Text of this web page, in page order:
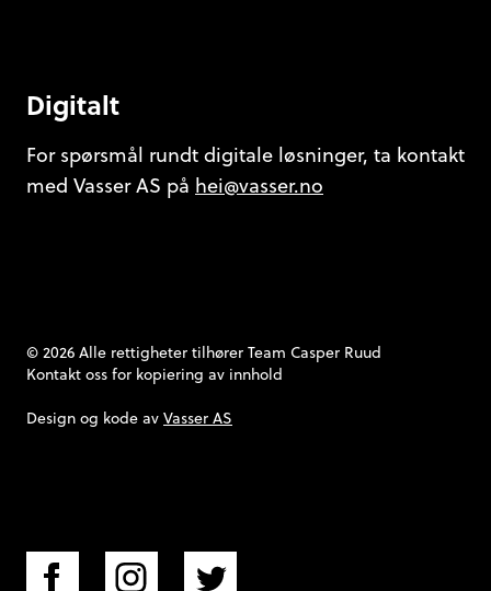
Digitalt
For spørsmål rundt digitale løsninger, ta kontakt
med Vasser AS på hei@vasser.no
© 2026 Alle rettigheter tilhører Team Casper Ruud
Kontakt oss for kopiering av innhold
Design og kode av Vasser AS